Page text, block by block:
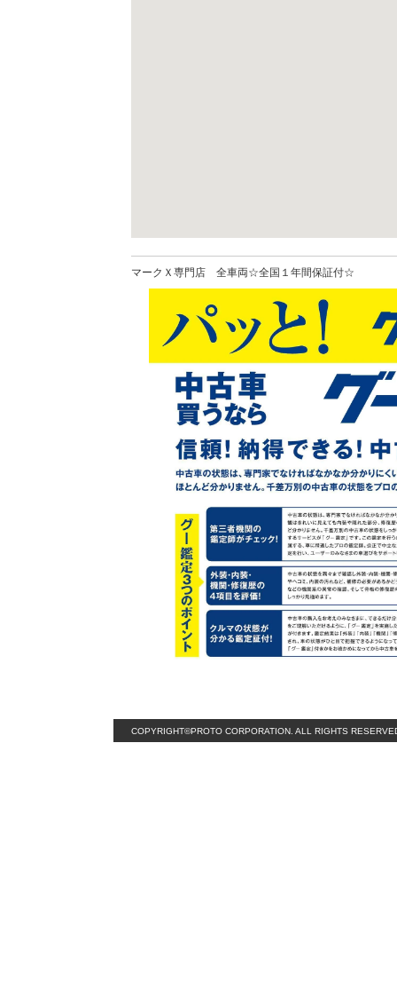
マークＸ専門店 全車両☆全国１年間保証付☆
COPYRIGHT©PROTO CORPORATION. ALL RIGHTS